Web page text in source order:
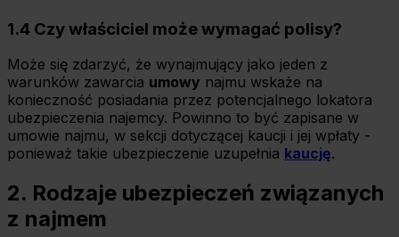
1.4 Czy właściciel może wymagać polisy?
Może się zdarzyć, że wynajmujący jako jeden z
warunków zawarcia umowy najmu wskaże na
konieczność posiadania przez potencjalnego lokatora
ubezpieczenia najemcy. Powinno to być zapisane w
umowie najmu, w sekcji dotyczącej kaucji i jej wpłaty -
ponieważ takie ubezpieczenie uzupełnia kaucję.
2. Rodzaje ubezpieczeń związanych
z najmem